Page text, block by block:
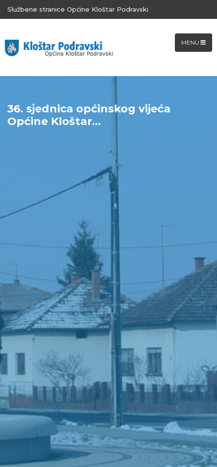
Službene stranice Općine Kloštar Podravski
MENU
36. sjednica općinskog vijeća
Općine Kloštar...